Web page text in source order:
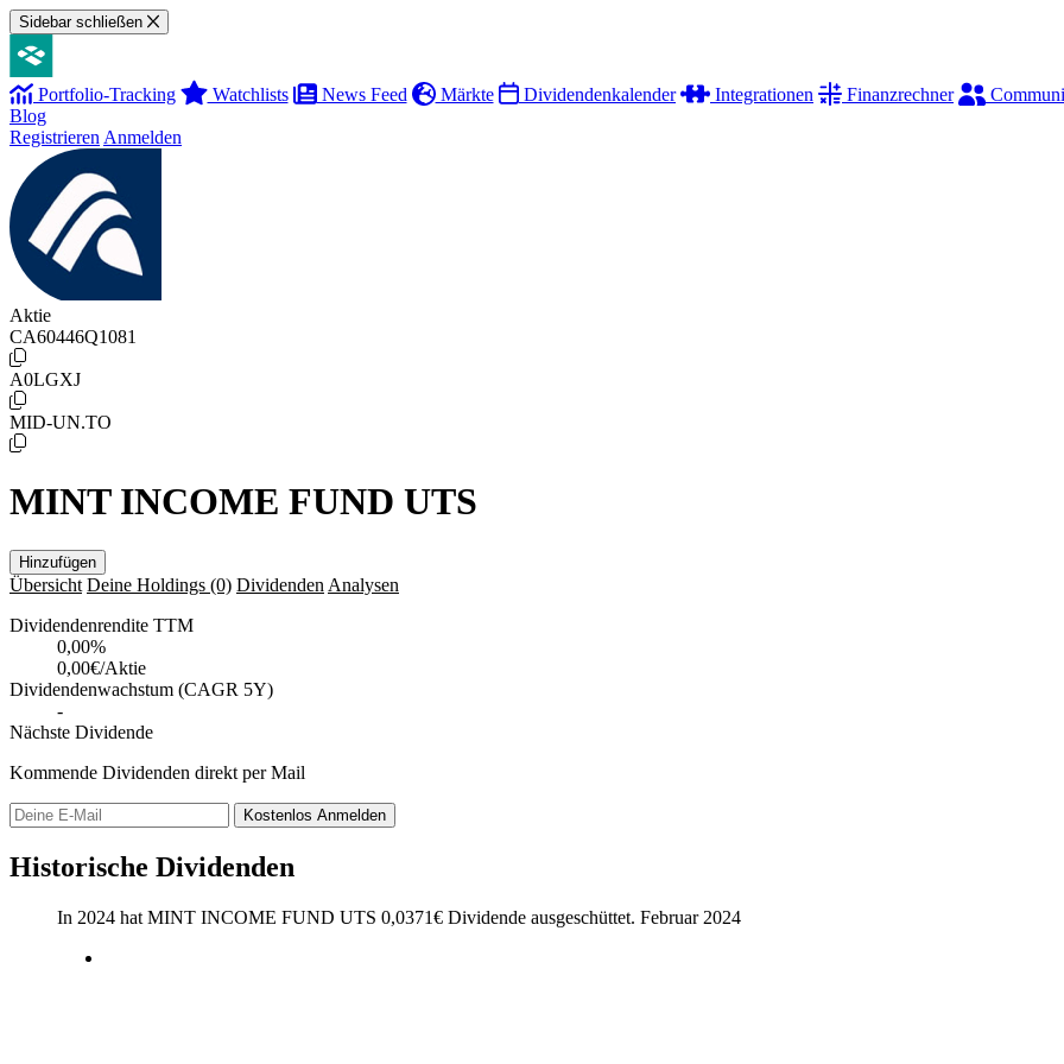
Sidebar schließen
Portfolio-Tracking Watchlists News Feed Märkte Dividendenkalender Integrationen Finanzrechner
Blog
Registrieren Anmelden
Aktie
CA60446Q1081
A0LGXJ
MID-UN.TO
MINT INCOME FUND UTS
Hinzufügen
Übersicht Deine Holdings (0) Dividenden Analysen
Dividendenrendite TTM
0,00%
0,00€/Aktie
Dividendenwachstum (CAGR 5Y)
-
Nächste Dividende
Kommende Dividenden direkt per Mail
Kostenlos Anmelden
Historische Dividenden
In 2024 hat MINT INCOME FUND UTS 0,0371€ Dividende ausgeschüttet. Februar 2024